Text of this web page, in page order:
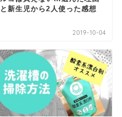
と新生児から2人使った感想
2019-10-04